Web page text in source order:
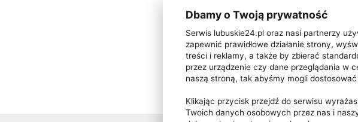
Dbamy o Twoją prywatność
Serwis lubuskie24.pl oraz nasi partnerzy
zapewnić prawidłowe działanie strony,
treści i reklamy, a także by zbierać
przez urządzenie czy dane przeglądania w
naszą stroną, tak abyśmy mogli
Klikając przycisk przejdź do serwisu
Twoich danych osobowych przez nas i